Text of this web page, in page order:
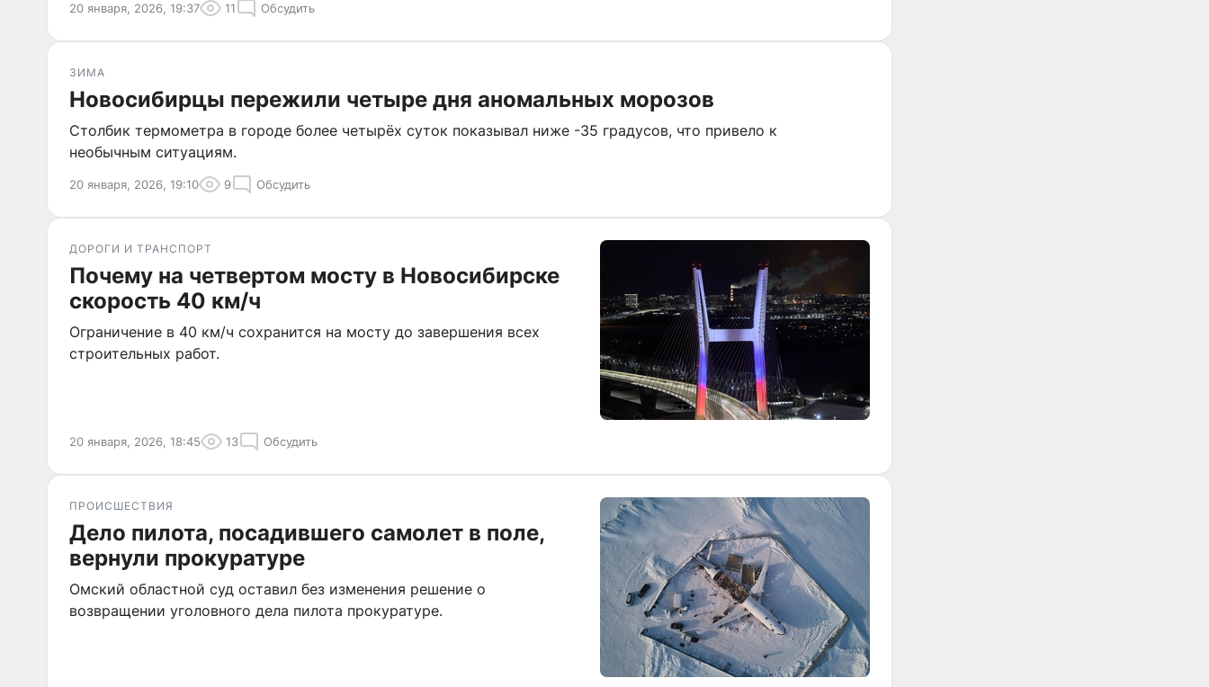
20 января, 2026, 19:37 11 Обсудить
ЗИМА
Новосибирцы пережили четыре дня аномальных морозов
Столбик термометра в городе более четырёх суток показывал ниже -35 градусов, что привело к
необычным ситуациям.
20 января, 2026, 19:10 9 Обсудить
ДОРОГИ И ТРАНСПОРТ
Почему на четвертом мосту в Новосибирске
скорость 40 км/ч
Ограничение в 40 км/ч сохранится на мосту до завершения всех
строительных работ.
20 января, 2026, 18:45 13 Обсудить
ПРОИСШЕСТВИЯ
Дело пилота, посадившего самолет в поле,
вернули прокуратуре
Омский областной суд оставил без изменения решение о
возвращении уголовного дела пилота прокуратуре.